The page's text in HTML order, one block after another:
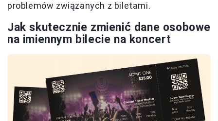
problemów związanych z biletami.
Jak skutecznie zmienić dane osobowe
na imiennym bilecie na koncert